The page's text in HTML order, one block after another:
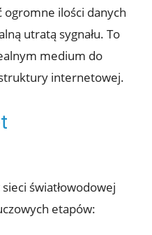
ilości danych
utratą sygnału. To
medium do
internetowej.
światłowodowej
etapów: